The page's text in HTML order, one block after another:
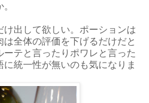
出して欲しい。ポーションは
は全体の評価を下げるだけだと
テと言ったりポワレと言った
統一性が無いのも気になりま